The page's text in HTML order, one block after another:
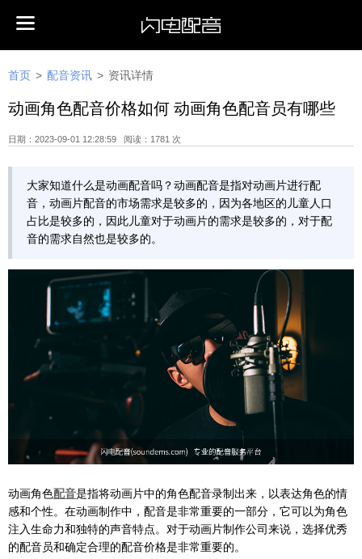
首页 > 配音资讯 > 资讯详情
动画角色配音价格如何 动画角色配音员有哪些
日期：2023-09-01 12:28:59 阅读：1781 次
大家知道什么是动画配音吗？动画配音是指对动画片进行配
音，动画片配音的市场需求是较多的，因为各地区的儿童人口
占比是较多的，因此儿童对于动画片的需求是较多的，对于配
音的需求自然也是较多的。
动画角色配音是指将动画片中的角色配音录制出来，以表达角色的情
感和个性。在动画制作中，配音是非常重要的一部分，它可以为角色
注入生命力和独特的声音特点。对于动画片制作公司来说，选择优秀
的配音员和确定合理的配音价格是非常重要的。